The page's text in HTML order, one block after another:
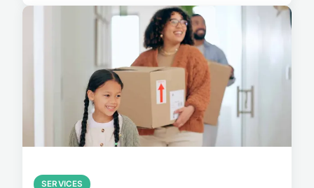
SERVICES